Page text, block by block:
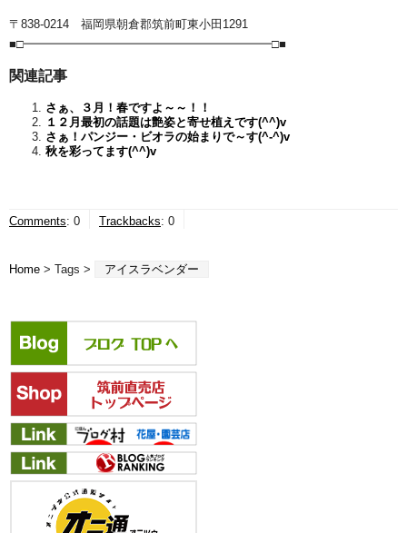
〒838-0214 福岡県朝倉郡筑前町東小田1291
■□━━━━━━━━━━━━━━━━━━━━━□■
関連記事
さぁ、３月！春ですよ～～！！
１２月最初の話題は艶姿と寄せ植えです(^^)v
さぁ！パンジー・ビオラの始まりで～す(^-^)v
秋を彩ってます(^^)v
Comments: 0 Trackbacks: 0
Home > Tags > アイスラベンダー